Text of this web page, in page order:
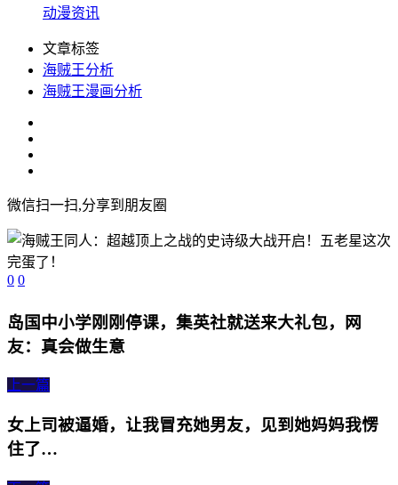
动漫资讯
文章标签
海贼王分析
海贼王漫画分析
微信扫一扫,分享到朋友圈
0 0
岛国中小学刚刚停课，集英社就送来大礼包，网
友：真会做生意
上一篇
女上司被逼婚，让我冒充她男友，见到她妈妈我愣
住了…